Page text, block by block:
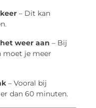
– Dit kan
weer aan – Bij
moet je meer
– Vooral bij
dan 60 minuten.